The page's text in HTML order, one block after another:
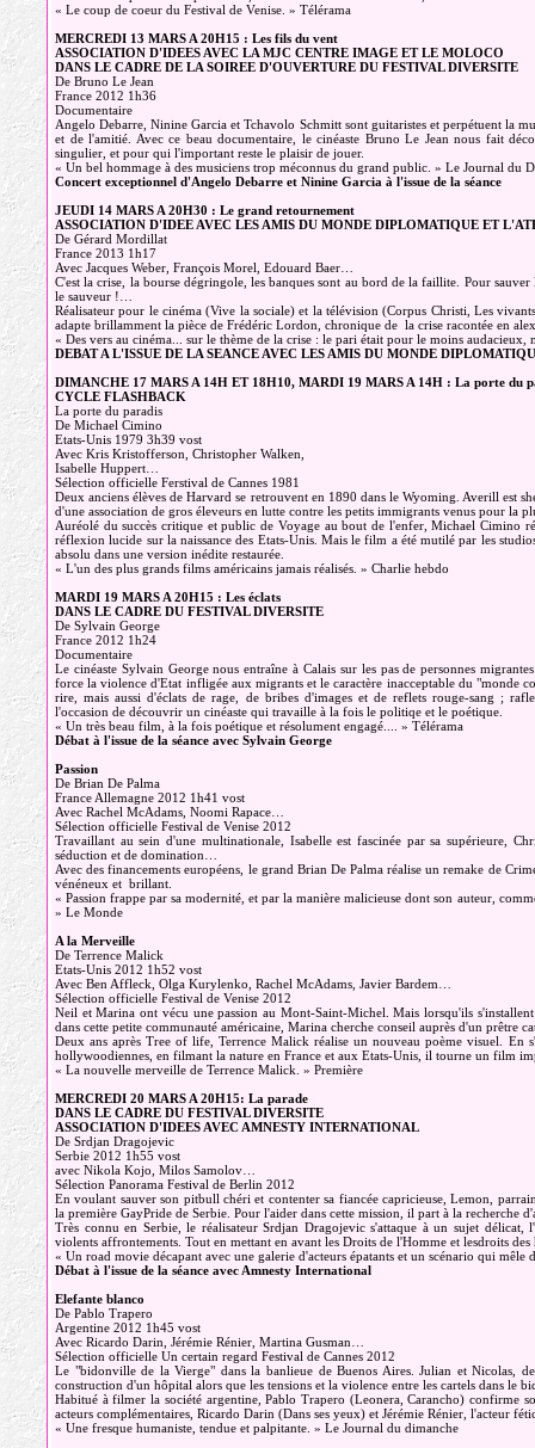
« Le coup de coeur du Festival de Venise. » Télérama
MERCREDI 13 MARS A 20H15 : Les fils du vent
ASSOCIATION D'IDEES AVEC LA MJC CENTRE IMAGE ET LE MOLOCO
DANS LE CADRE DE LA SOIREE D'OUVERTURE DU FESTIVAL DIVERSITE
De Bruno Le Jean
France 2012 1h36
Documentaire
Angelo Debarre, Ninine Garcia et Tchavolo Schmitt sont guitaristes et perpétuent la
et de l'amitié. Avec ce beau documentaire, le cinéaste Bruno Le Jean nous fait
singulier, et pour qui l'important reste le plaisir de jouer.
« Un bel hommage à des musiciens trop méconnus du grand public. » Le Journal du
Concert exceptionnel d'Angelo Debarre et Ninine Garcia à l'issue de la séance
JEUDI 14 MARS A 20H30 : Le grand retournement
ASSOCIATION D'IDEE AVEC LES AMIS DU MONDE DIPLOMATIQUE ET
De Gérard Mordillat
France 2013 1h17
Avec Jacques Weber, François Morel, Edouard Baer…
C'est la crise, la bourse dégringole, les banques sont au bord de la faillite. Pour
le sauveur !…
Réalisateur pour le cinéma (Vive la sociale) et la télévision (Corpus Christi, Les
adapte brillamment la pièce de Frédéric Lordon, chronique de la crise racontée en
« Des vers au cinéma... sur le thème de la crise : le pari était pour le moins audacieux,
DEBAT A L'ISSUE DE LA SEANCE AVEC LES AMIS DU MONDE
DIMANCHE 17 MARS A 14H ET 18H10, MARDI 19 MARS A 14H : La porte du
CYCLE FLASHBACK
La porte du paradis
De Michael Cimino
Etats-Unis 1979 3h39 vost
Avec Kris Kristofferson, Christopher Walken,
Isabelle Huppert…
Sélection officielle Ferstival de Cannes 1981
Deux anciens élèves de Harvard se retrouvent en 1890 dans le Wyoming. Averill est
d'une association de gros éleveurs en lutte contre les petits immigrants venus pour la
Auréolé du succès critique et public de Voyage au bout de l'enfer, Michael Cimino
réflexion lucide sur la naissance des Etats-Unis. Mais le film a été mutilé par les
absolu dans une version inédite restaurée.
« L'un des plus grands films américains jamais réalisés. » Charlie hebdo
MARDI 19 MARS A 20H15 : Les éclats
DANS LE CADRE DU FESTIVAL DIVERSITE
De Sylvain George
France 2012 1h24
Documentaire
Le cinéaste Sylvain George nous entraîne à Calais sur les pas de personnes
force la violence d'Etat infligée aux migrants et le caractère inacceptable du "monde
rire, mais aussi d'éclats de rage, de bribes d'images et de reflets rouge-sang ;
l'occasion de découvrir un cinéaste qui travaille à la fois le politiqe et le poétique.
« Un très beau film, à la fois poétique et résolument engagé.... » Télérama
Débat à l'issue de la séance avec Sylvain George
Passion
De Brian De Palma
France Allemagne 2012 1h41 vost
Avec Rachel McAdams, Noomi Rapace…
Sélection officielle Festival de Venise 2012
Travaillant au sein d'une multinationale, Isabelle est fascinée par sa supérieure,
séduction et de domination…
Avec des financements européens, le grand Brian De Palma réalise un remake de
vénéneux et brillant.
« Passion frappe par sa modernité, et par la manière malicieuse dont son auteur,
» Le Monde
A la Merveille
De Terrence Malick
Etats-Unis 2012 1h52 vost
Avec Ben Affleck, Olga Kurylenko, Rachel McAdams, Javier Bardem…
Sélection officielle Festival de Venise 2012
Neil et Marina ont vécu une passion au Mont-Saint-Michel. Mais lorsqu'ils
dans cette petite communauté américaine, Marina cherche conseil auprès d'un prêtre
Deux ans après Tree of life, Terrence Malick réalise un nouveau poème visuel. En
hollywoodiennes, en filmant la nature en France et aux Etats-Unis, il tourne un film
« La nouvelle merveille de Terrence Malick. » Première
MERCREDI 20 MARS A 20H15: La parade
DANS LE CADRE DU FESTIVAL DIVERSITE
ASSOCIATION D'IDEES AVEC AMNESTY INTERNATIONAL
De Srdjan Dragojevic
Serbie 2012 1h55 vost
avec Nikola Kojo, Milos Samolov…
Sélection Panorama Festival de Berlin 2012
En voulant sauver son pitbull chéri et contenter sa fiancée capricieuse, Lemon,
la première GayPride de Serbie. Pour l'aider dans cette mission, il part à la recherche
Très connu en Serbie, le réalisateur Srdjan Dragojevic s'attaque à un sujet
violents affrontements. Tout en mettant en avant les Droits de l'Homme et lesdroits
« Un road movie décapant avec une galerie d'acteurs épatants et un scénario qui mêle
Débat à l'issue de la séance avec Amnesty International
Elefante blanco
De Pablo Trapero
Argentine 2012 1h45 vost
Avec Ricardo Darin, Jérémie Rénier, Martina Gusman…
Sélection officielle Un certain regard Festival de Cannes 2012
Le "bidonville de la Vierge" dans la banlieue de Buenos Aires. Julian et Nicolas,
construction d'un hôpital alors que les tensions et la violence entre les cartels dans le
Habitué à filmer la société argentine, Pablo Trapero (Leonera, Carancho) confirme
acteurs complémentaires, Ricardo Darin (Dans ses yeux) et Jérémie Rénier, l'acteur
« Une fresque humaniste, tendue et palpitante. » Le Journal du dimanche